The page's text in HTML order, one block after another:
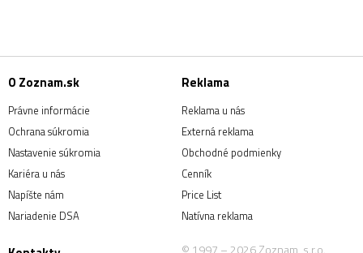
O Zoznam.sk
Právne informácie
Ochrana súkromia
Nastavenie súkromia
Kariéra u nás
Napíšte nám
Nariadenie DSA
Reklama
Reklama u nás
Externá reklama
Obchodné podmienky
Cenník
Price List
Natívna reklama
© 1997 – 2026 Zoznam, s.r.o.